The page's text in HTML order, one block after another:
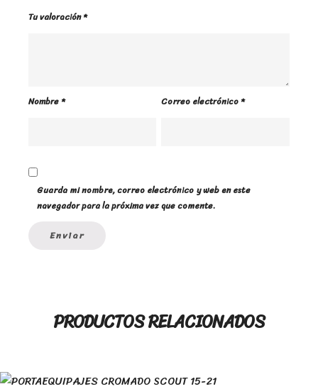
Tu valoración*
Nombre* Correo electrónico*
Guarda mi nombre, correo electrónico y web en este
navegador para la próxima vez que comente.
PRODUCTOS RELACIONADOS